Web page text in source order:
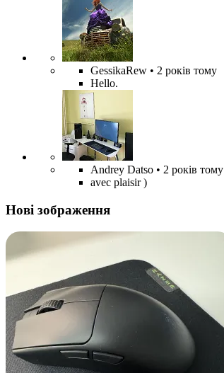
GessikaRew • 2 років тому
Hello.
Andrey Datso • 2 років тому
avec plaisir )
Нові зображення